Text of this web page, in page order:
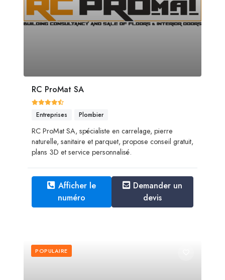
RC ProMat SA
Entreprises Plombier
RC ProMat SA, spécialiste en carrelage, pierre
naturelle, sanitaire et parquet, propose conseil gratuit,
plans 3D et service personnalisé.
Afficher le
numéro
Demander un
devis
POPULAIRE